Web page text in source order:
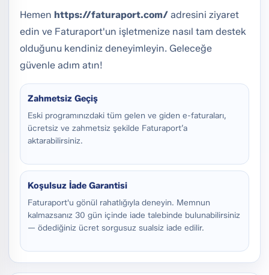
Hemen https://faturaport.com/ adresini ziyaret
edin ve Faturaport'un işletmenize nasıl tam destek
olduğunu kendiniz deneyimleyin. Geleceğe
güvenle adım atın!
Zahmetsiz Geçiş
Eski programınızdaki tüm gelen ve giden e-faturaları,
ücretsiz ve zahmetsiz şekilde Faturaport’a
aktarabilirsiniz.
Koşulsuz İade Garantisi
Faturaport'u gönül rahatlığıyla deneyin. Memnun
kalmazsanız 30 gün içinde iade talebinde bulunabilirsiniz
— ödediğiniz ücret sorgusuz sualsiz iade edilir.